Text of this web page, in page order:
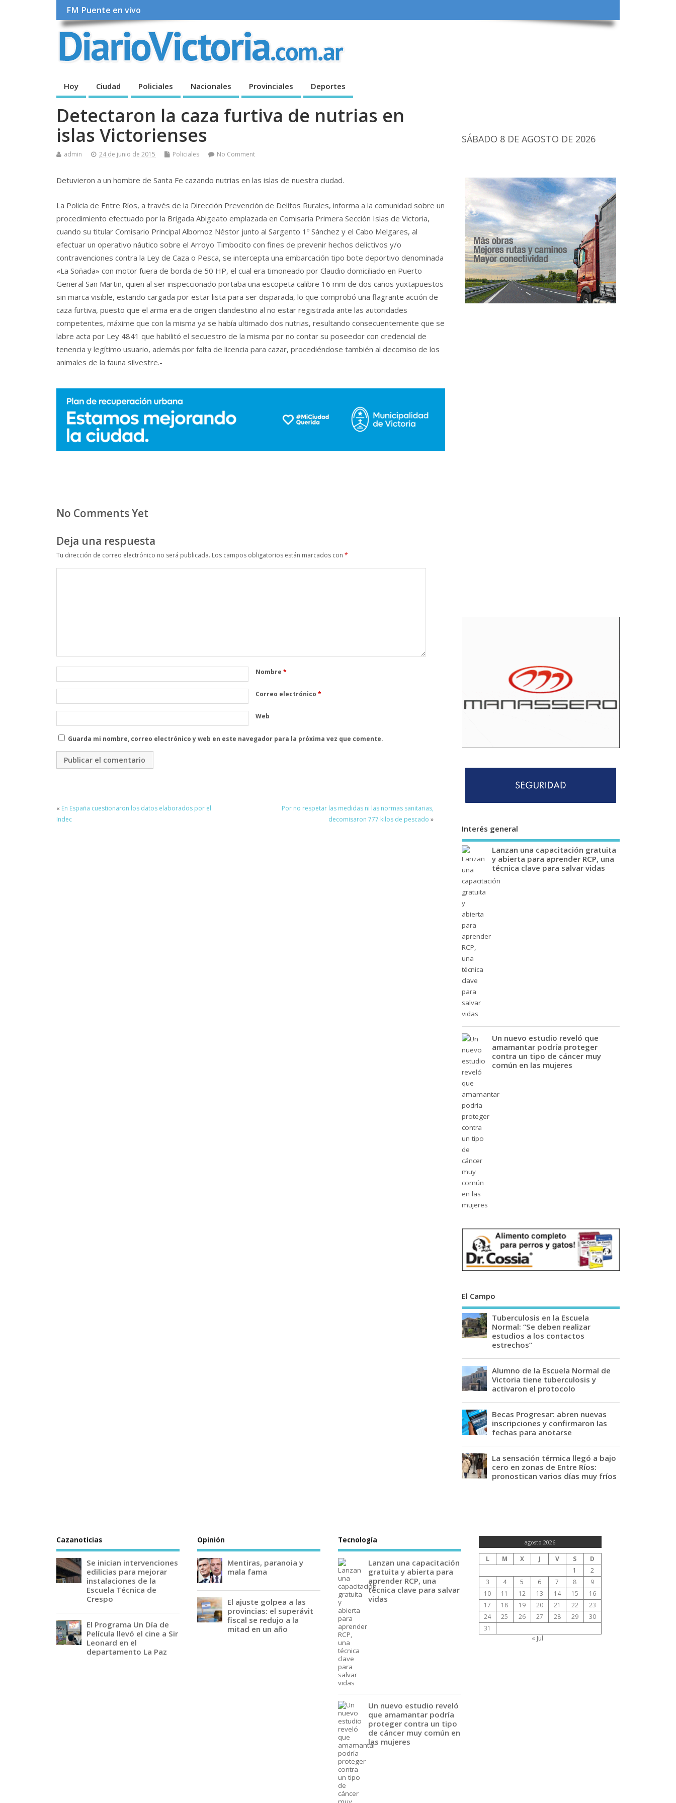
FM Puente en vivo
Hoy Ciudad Policiales Nacionales Provinciales Deportes
Detectaron la caza furtiva de nutrias en
islas Victorienses
admin 24 de junio de 2015 Policiales No Comment
Detuvieron a un hombre de Santa Fe cazando nutrias en las islas de nuestra ciudad.
La Policía de Entre Ríos, a través de la Dirección Prevención de Delitos Rurales, informa a la comunidad sobre un
procedimiento efectuado por la Brigada Abigeato emplazada en Comisaria Primera Sección Islas de Victoria,
cuando su titular Comisario Principal Albornoz Néstor junto al Sargento 1º Sánchez y el Cabo Melgares, al
efectuar un operativo náutico sobre el Arroyo Timbocito con fines de prevenir hechos delictivos y/o
contravenciones contra la Ley de Caza o Pesca, se intercepta una embarcación tipo bote deportivo denominada
«La Soñada» con motor fuera de borda de 50 HP, el cual era timoneado por Claudio domiciliado en Puerto
General San Martin, quien al ser inspeccionado portaba una escopeta calibre 16 mm de dos caños yuxtapuestos
sin marca visible, estando cargada por estar lista para ser disparada, lo que comprobó una flagrante acción de
caza furtiva, puesto que el arma era de origen clandestino al no estar registrada ante las autoridades
competentes, máxime que con la misma ya se había ultimado dos nutrias, resultando consecuentemente que se
labre acta por Ley 4841 que habilitó el secuestro de la misma por no contar su poseedor con credencial de
tenencia y legítimo usuario, además por falta de licencia para cazar, procediéndose también al decomiso de los
animales de la fauna silvestre.-
No Comments Yet
Deja una respuesta
Tu dirección de correo electrónico no será publicada. Los campos obligatorios están marcados con *
Nombre *
Correo electrónico *
Web
Guarda mi nombre, correo electrónico y web en este navegador para la próxima vez que comente.
« En España cuestionaron los datos elaborados por el
Indec
Por no respetar las medidas ni las normas sanitarias,
decomisaron 777 kilos de pescado »
SÁBADO 8 DE AGOSTO DE 2026
Interés general
Lanzan una capacitación gratuita
y abierta para aprender RCP, una
técnica clave para salvar vidas
Un nuevo estudio reveló que
amamantar podría proteger
contra un tipo de cáncer muy
común en las mujeres
El Campo
Tuberculosis en la Escuela
Normal: “Se deben realizar
estudios a los contactos
estrechos”
Alumno de la Escuela Normal de
Victoria tiene tuberculosis y
activaron el protocolo
Becas Progresar: abren nuevas
inscripciones y confirmaron las
fechas para anotarse
La sensación térmica llegó a bajo
cero en zonas de Entre Ríos:
pronostican varios días muy fríos
Cazanoticias
Se inician intervenciones
edilicias para mejorar
instalaciones de la
Escuela Técnica de
Crespo
El Programa Un Día de
Película llevó el cine a Sir
Leonard en el
departamento La Paz
Opinión
Mentiras, paranoia y
mala fama
El ajuste golpea a las
provincias: el superávit
fiscal se redujo a la
mitad en un año
Tecnología
Lanzan una capacitación
gratuita y abierta para
aprender RCP, una
técnica clave para salvar
vidas
Un nuevo estudio reveló
que amamantar podría
proteger contra un tipo
de cáncer muy común en
las mujeres
agosto 2026
L M X J V S
D
1
2
3
4 5 6 7 8
9
10
11 12 13 14 15
16
17
18 19 20 21 22
23
24
25 26 27 28 29
30
31
« Jul